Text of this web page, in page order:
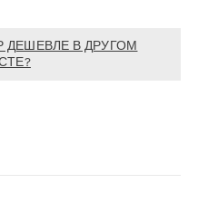
ДЕШЕВЛЕ В ДРУГОМ